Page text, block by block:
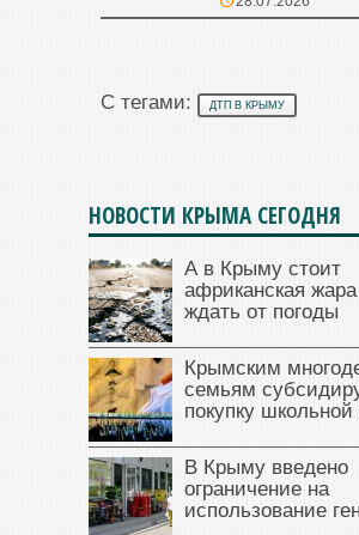
С тегами: ДТП В КРЫМУ
НОВОСТИ КРЫМА СЕГОДНЯ
А в Крыму стоит
африканская
ждать от погоды
Крымским
семьям
покупку
В Крыму введено
ограничение на
использование